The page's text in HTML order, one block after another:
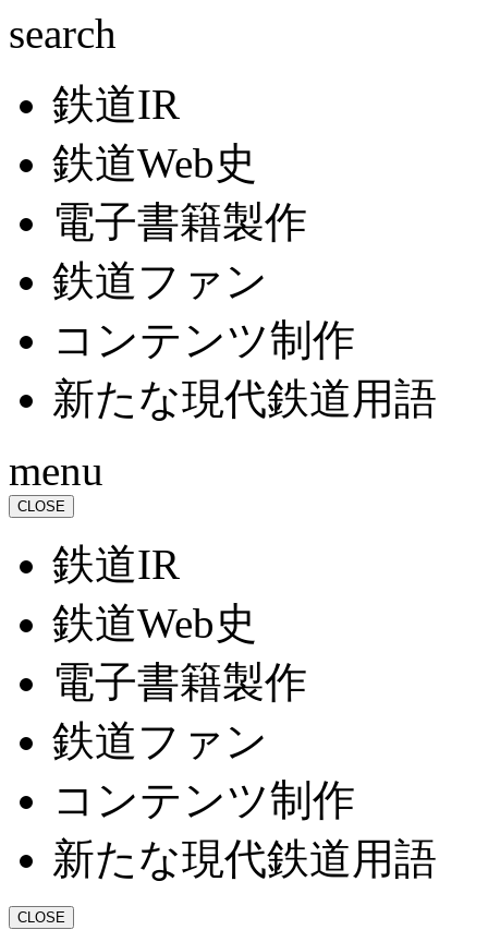
search
鉄道IR
鉄道Web史
電子書籍製作
鉄道ファン
コンテンツ制作
新たな現代鉄道用語
menu
CLOSE
鉄道IR
鉄道Web史
電子書籍製作
鉄道ファン
コンテンツ制作
新たな現代鉄道用語
CLOSE